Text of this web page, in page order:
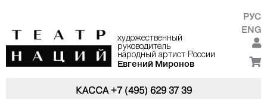
художественный
руководитель
народный артист России
Евгений Миронов
РУС
ENG
КАССА+7 (495) 629 37 39